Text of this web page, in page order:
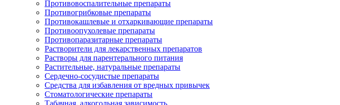
Противовоспалительные препараты
Противогрибковые препараты
Противокашлевые и отхаркивающие препараты
Противоопухолевые препараты
Противопаразитарные препараты
Растворители для лекарственных препаратов
Растворы для парентерального питания
Растительные, натуральные препараты
Сердечно-сосудистые препараты
Средства для избавления от вредных привычек
Стоматологические препараты
Табачная, алкогольная зависимость